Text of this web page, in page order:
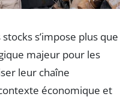
s’impose plus que
majeur pour les
leur chaîne
économique et